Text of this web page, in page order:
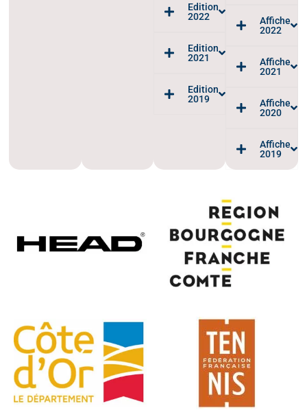
Edition
2022
Edition
2021
Edition
2019
Affiche
2022
Affiche
2021
Affiche
2020
Affiche
2019